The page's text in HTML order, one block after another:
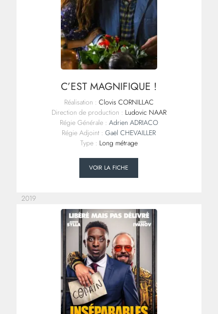
C’EST MAGNIFIQUE !
Réalisation : Clovis CORNILLAC
Direction de production : Ludovic NAAR
Régie Générale : Adrien ADRIACO
Régie Adjoint : Gaël CHEVAILLER
Type : Long métrage
VOIR LA FICHE
2019